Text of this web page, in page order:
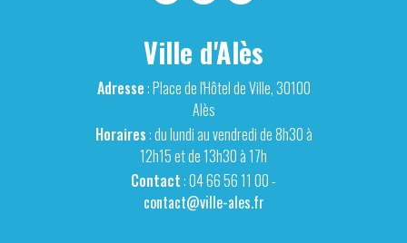
Ville d'Alès
Adresse: Place de l'Hôtel de Ville, 30100
Alès
Horaires: du lundi au vendredi de 8h30 à
12h15 et de 13h30 à 17h
Contact: 04 66 56 11 00 -
contact@ville-ales.fr